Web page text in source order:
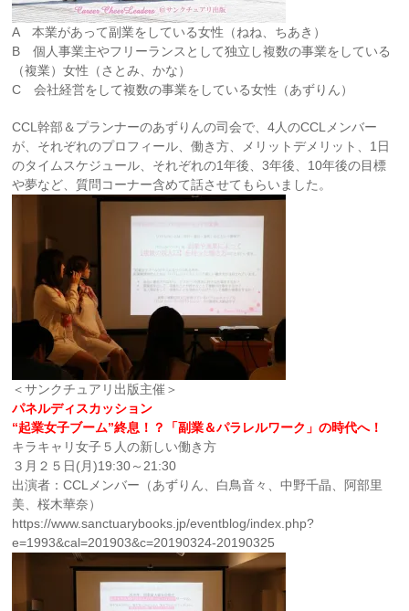
A 本業があって副業をしている女性（ねね、ちあき）
B 個人事業主やフリーランスとして独立し複数の事業をしている
（複業）女性（さとみ、かな）
C 会社経営をして複数の事業をしている女性（あずりん）
CCL幹部＆プランナーのあずりんの司会で、4人のCCLメンバー
が、それぞれのプロフィール、働き方、メリットデメリット、1日
のタイムスケジュール、それぞれの1年後、3年後、10年後の目標
や夢など、質問コーナー含めて話させてもらいました。
＜サンクチュアリ出版主催＞
パネルディスカッション
“起業女子ブーム”終息！？「副業＆パラレルワーク」の時代へ！
キラキャリ女子５人の新しい働き方
３月２５日(月)19:30～21:30
出演者：CCLメンバー（あずりん、白鳥音々、中野千晶、阿部里
美、桜木華奈）
https://www.sanctuarybooks.jp/eventblog/index.php?
e=1993&cal=201903&c=20190324-20190325